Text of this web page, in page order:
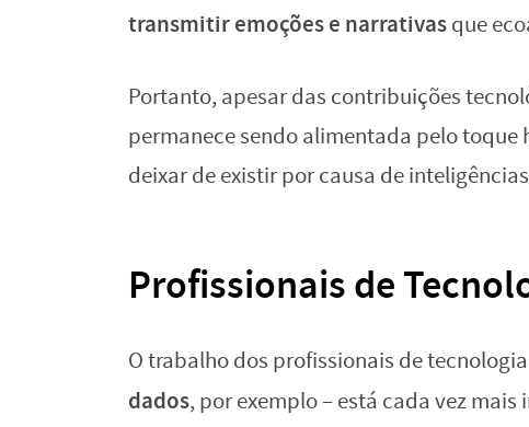
transmitir emoções e narrativasque
Portanto, apesar das contribuições
permanece sendo alimentada pelo
deixar de existir por causa de
Profissionais de
O trabalho dos profissionais de
dados, por exemplo – está cada vez